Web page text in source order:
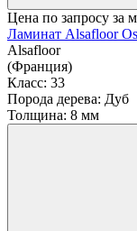
Цена по запросу за
Ламинат Alsafloor
Alsafloor
(Франция)
Класс: 33
Порода дерева: Дуб
Толщина: 8 мм